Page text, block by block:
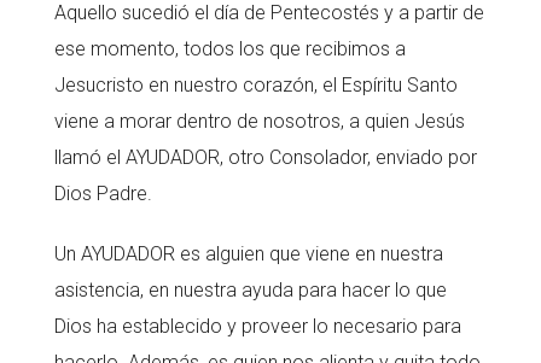
Aquello sucedió el día de Pentecostés y a partir de
ese momento, todos los que recibimos a
Jesucristo en nuestro corazón, el Espíritu Santo
viene a morar dentro de nosotros, a quien Jesús
llamó el AYUDADOR, otro Consolador, enviado por
Dios Padre.
Un AYUDADOR es alguien que viene en nuestra
asistencia, en nuestra ayuda para hacer lo que
Dios ha establecido y proveer lo necesario para